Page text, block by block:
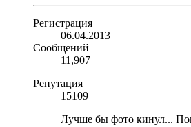
Регистрация
06.04.2013
Сообщений
11,907
Репутация
15109
Лучше бы фото кинул...